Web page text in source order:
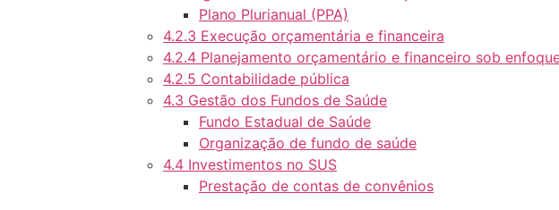
Plano Plurianual (PPA)
4.2.3 Execução orçamentária e financeira
4.2.4 Planejamento orçamentário e financeiro sob
4.2.5 Contabilidade pública
4.3 Gestão dos Fundos de Saúde
Fundo Estadual de Saúde
Organização de fundo de saúde
4.4 Investimentos no SUS
Prestação de contas de convênios